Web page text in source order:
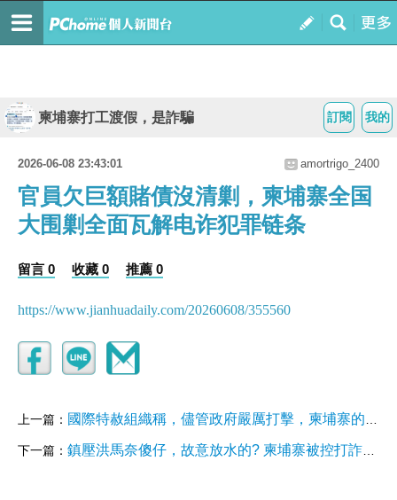
我的
訂閱
柬埔寨打工渡假，是詐騙
2026-06-08 23:43:01 amortrigo_2400
官員欠巨額賭債沒清剿，柬埔寨全国
大围剿全面瓦解电诈犯罪链条
留言 0 收藏 0 推薦 0
https://www.jianhuadaily.com/20260608/355560
上一篇： 國際特赦組織稱，儘管政府嚴厲打擊，柬埔寨的詐騙中心仍在運作。
下一篇： 鎮壓洪馬奈傻仔，故意放水的? 柬埔寨被控打詐行動失靈 詐騙園區仍充斥人口販運與酷刑